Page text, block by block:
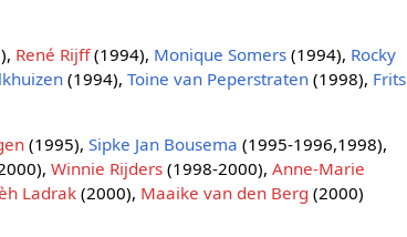
René Rijff(1994), Monique Somers (1994), Rocky
(1994),Toine van Peperstraten (1998), Frits
(1995),Sipke Jan Bousema (1995-1996,1998),
Winnie Rijders (1998-2000),Anne-Marie
Ladrak(2000), Maaike van den Berg (2000)